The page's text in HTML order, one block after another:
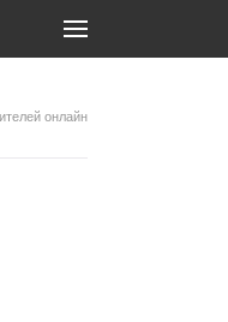
онлайн